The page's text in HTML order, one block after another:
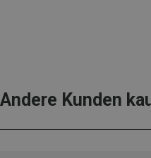
Andere Kunden